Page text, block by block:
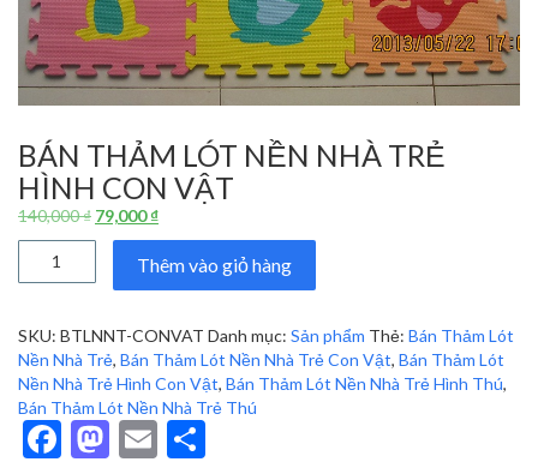
BÁN THẢM LÓT NỀN NHÀ TRẺ
HÌNH CON VẬT
140,000₫ Giá
gốc
140,000 ₫.
79,000₫Giá
hiện
tại
là:
Thảm
Nhà
Trẻ
Hình
Con
Vật
Thêm vào giỏ hàng
SKU: BTLNNT-CONVAT Danh mục: Sản phẩm Thẻ: Bán Thảm Lót
Nền Nhà Trẻ, Bán Thảm Lót Nền Nhà Trẻ Con Vật, Bán Thảm Lót
Nền Nhà Trẻ Hình Con Vật, Bán Thảm Lót Nền Nhà Trẻ Hình Thú,
Bán Thảm Lót Nền Nhà Trẻ Thú
Facebook
Mastodon
Email